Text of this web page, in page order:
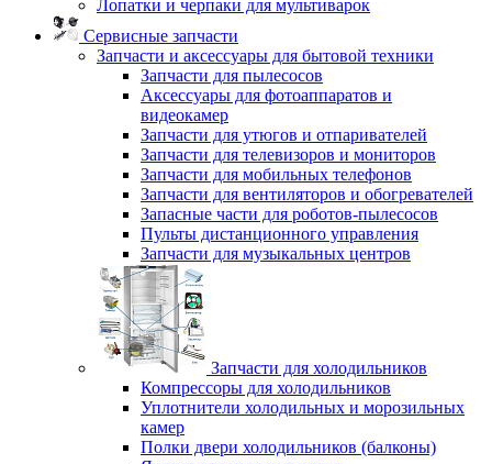
Лопатки и черпаки для мультиварок
Сервисные запчасти
Запчасти и аксессуары для бытовой техники
Запчасти для пылесосов
Аксессуары для фотоаппаратов и
видеокамер
Запчасти для утюгов и отпаривателей
Запчасти для телевизоров и мониторов
Запчасти для мобильных телефонов
Запчасти для вентиляторов и обогревателей
Запасные части для роботов-пылесосов
Пульты дистанционного управления
Запчасти для музыкальных центров
Запчасти для холодильников
Компрессоры для холодильников
Уплотнители холодильных и морозильных
камер
Полки двери холодильников (балконы)